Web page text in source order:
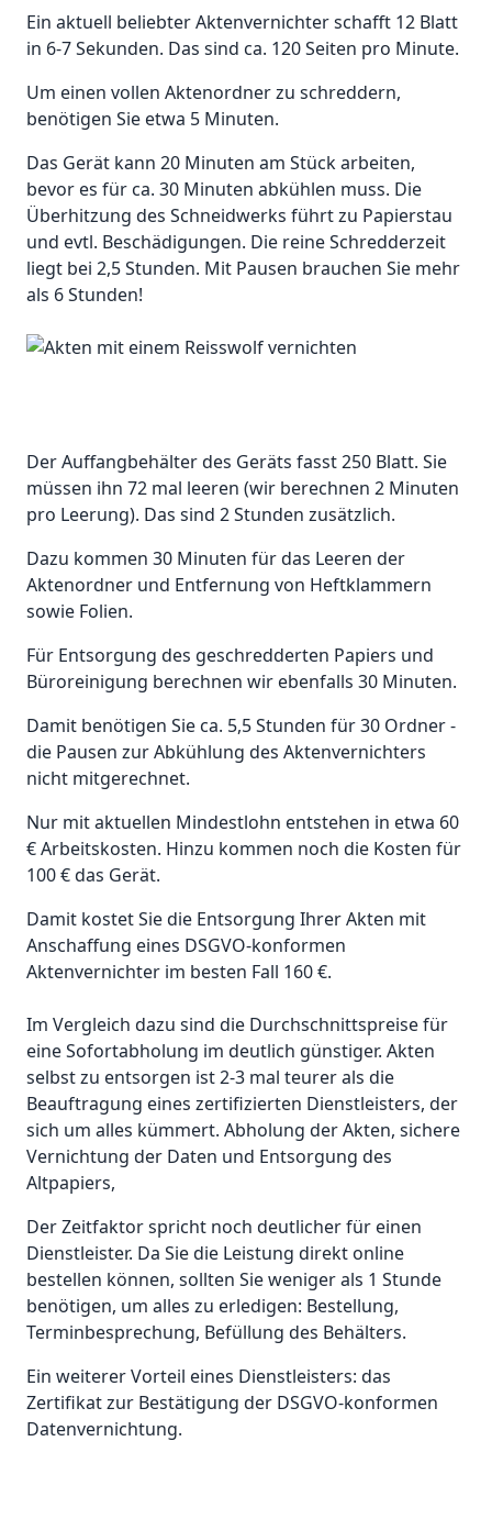
Ein aktuell beliebter Aktenvernichter schafft 12 Blatt
in 6-7 Sekunden. Das sind ca. 120 Seiten pro Minute.
Um einen vollen Aktenordner zu schreddern,
benötigen Sie etwa 5 Minuten.
Das Gerät kann 20 Minuten am Stück arbeiten,
bevor es für ca. 30 Minuten abkühlen muss. Die
Überhitzung des Schneidwerks führt zu Papierstau
und evtl. Beschädigungen. Die reine Schredderzeit
liegt bei 2,5 Stunden. Mit Pausen brauchen Sie mehr
als 6 Stunden!
Der Auffangbehälter des Geräts fasst 250 Blatt. Sie
müssen ihn 72 mal leeren (wir berechnen 2 Minuten
pro Leerung). Das sind 2 Stunden zusätzlich.
Dazu kommen 30 Minuten für das Leeren der
Aktenordner und Entfernung von Heftklammern
sowie Folien.
Für Entsorgung des geschredderten Papiers und
Büroreinigung berechnen wir ebenfalls 30 Minuten.
Damit benötigen Sie ca. 5,5 Stunden für 30 Ordner -
die Pausen zur Abkühlung des Aktenvernichters
nicht mitgerechnet.
Nur mit aktuellen Mindestlohn entstehen in etwa 60
€ Arbeitskosten. Hinzu kommen noch die Kosten für
100 € das Gerät.
Damit kostet Sie die Entsorgung Ihrer Akten mit
Anschaffung eines DSGVO-konformen
Aktenvernichter im besten Fall 160 €.
Im Vergleich dazu sind die Durchschnittspreise für
eine Sofortabholung im deutlich günstiger. Akten
selbst zu entsorgen ist 2-3 mal teurer als die
Beauftragung eines zertifizierten Dienstleisters, der
sich um alles kümmert. Abholung der Akten, sichere
Vernichtung der Daten und Entsorgung des
Altpapiers,
Der Zeitfaktor spricht noch deutlicher für einen
Dienstleister. Da Sie die Leistung direkt online
bestellen können, sollten Sie weniger als 1 Stunde
benötigen, um alles zu erledigen: Bestellung,
Terminbesprechung, Befüllung des Behälters.
Ein weiterer Vorteil eines Dienstleisters: das
Zertifikat zur Bestätigung der DSGVO-konformen
Datenvernichtung.